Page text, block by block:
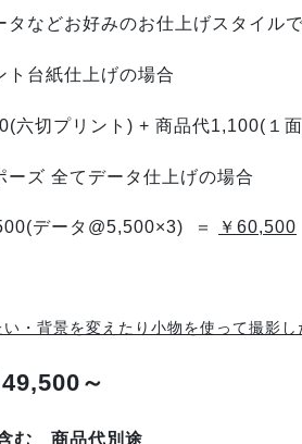
などお好みのお仕上げスタイル
ト 台紙仕上げの場合
切プリント) + 商品代1,100(１面
ズ 全てデータ仕上げの場合
データ@5,500×3) ＝ ￥60,500
・背景を変えたり小物を使って撮影し
49,500～
む 商品代別途